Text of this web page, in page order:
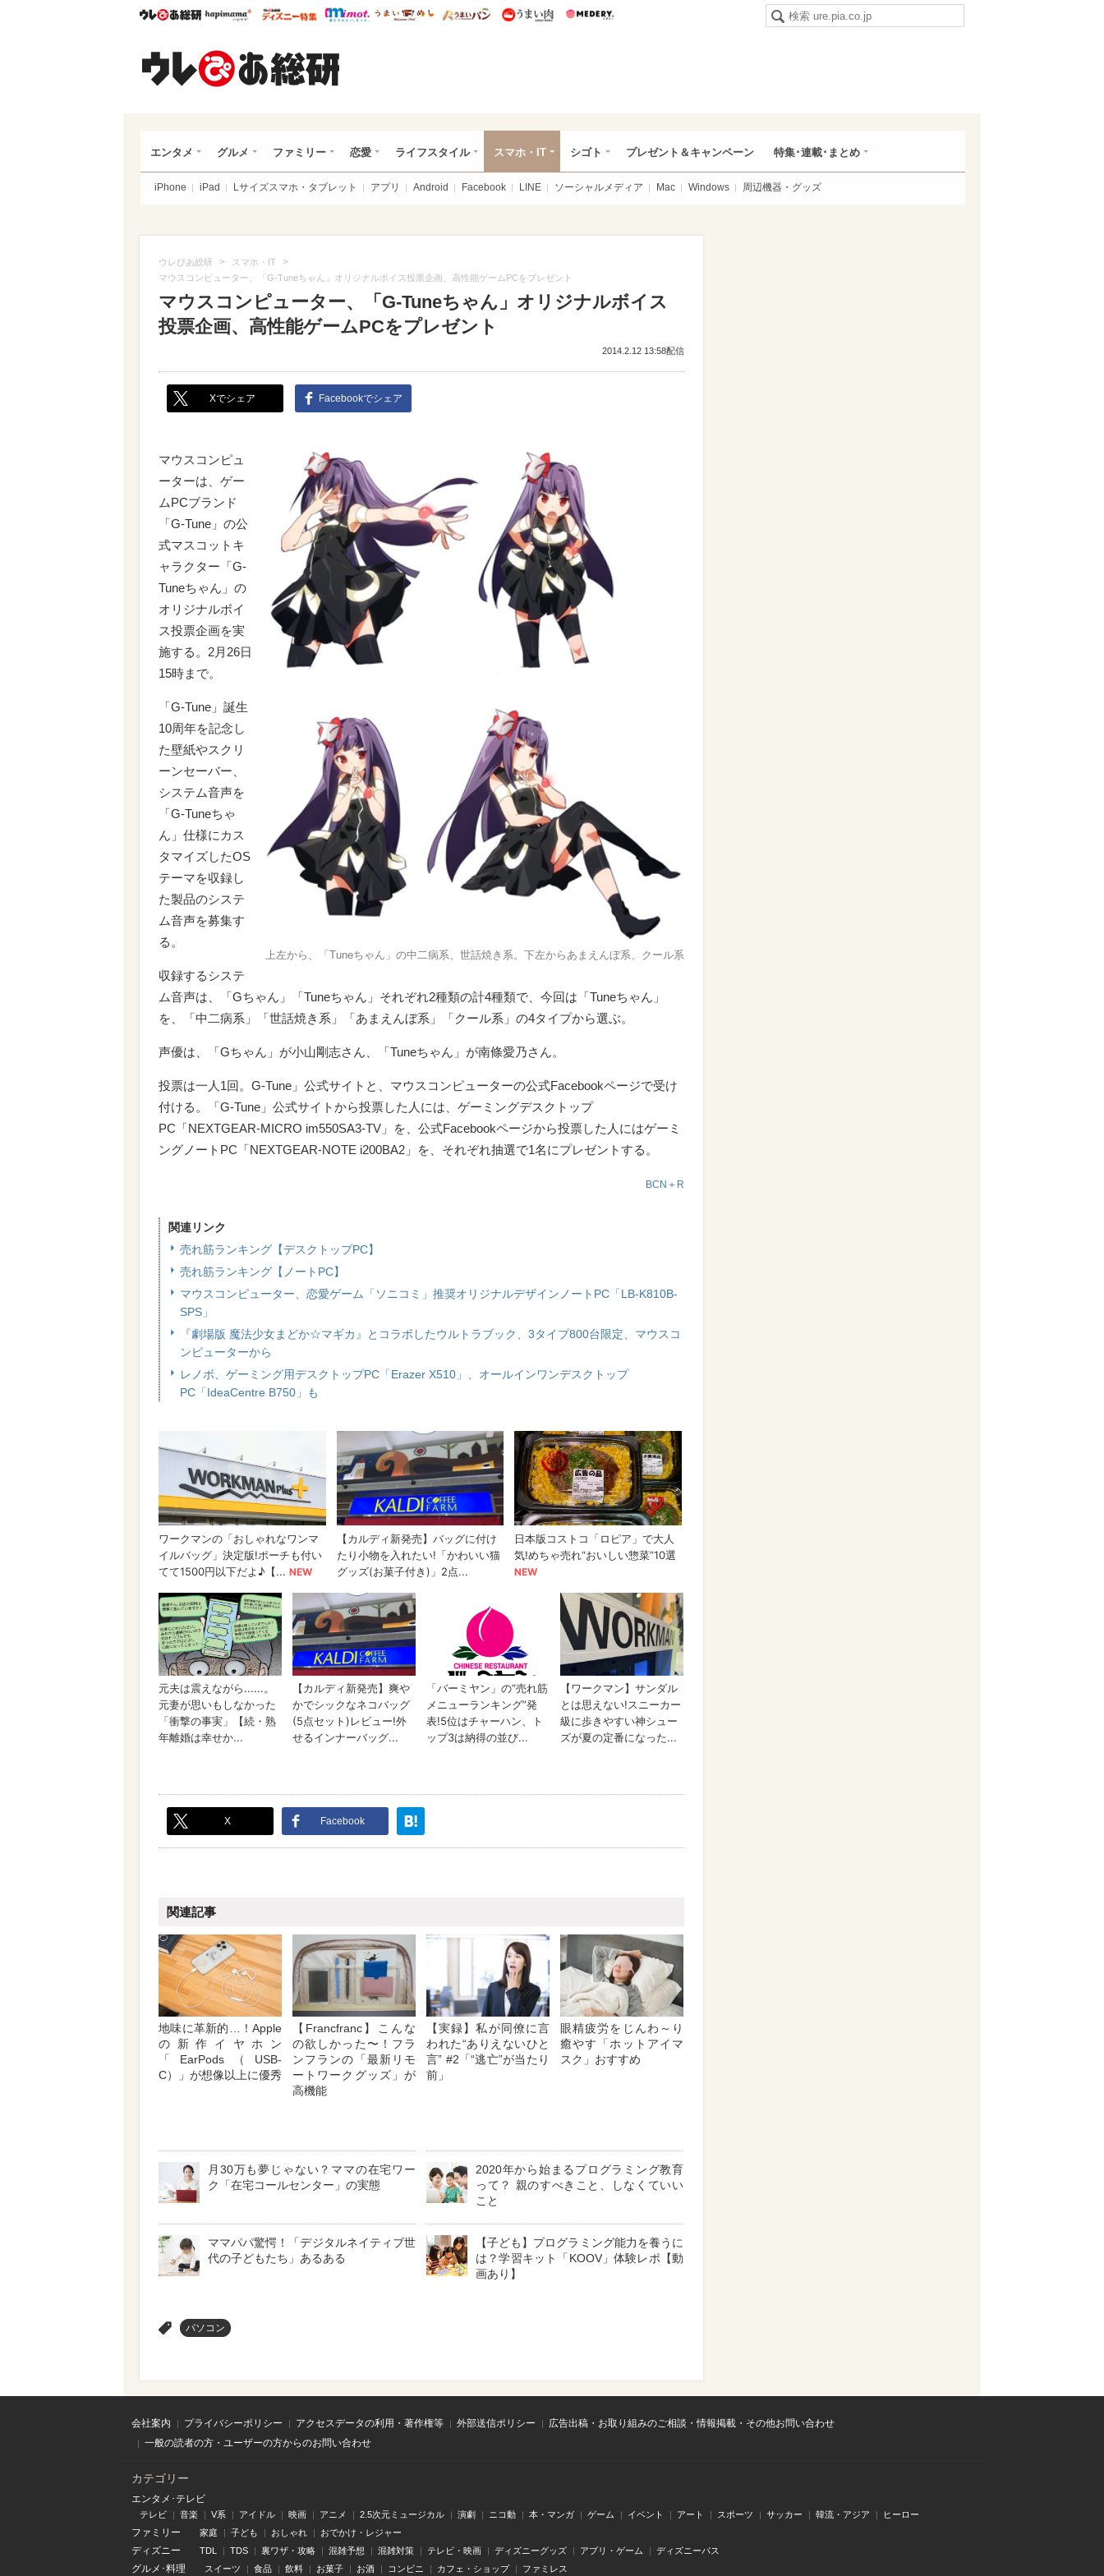
ウレぴあ総研ハピママ* ウレぴあ総研 ディズニー特集
mimot. うまいめし うまいパン うまい肉
エンタメ グルメ ファミリー 恋愛 ライフスタイル スマホ・IT シゴト プレゼント＆キャンペーン 特集･連載･まとめ
iPhone iPad Lサイズスマホ・タブレット アプリ Android Facebook LINE ソーシャルメディア Mac Windows 周辺機器・グッズ
ウレぴあ総研 > スマホ・IT >
マウスコンピューター、「G-Tuneちゃん」オリジナルボイス投票企画、高性能ゲームPCをプレゼント
マウスコンピューター、「G-Tuneちゃん」オリジナルボイス
投票企画、高性能ゲームPCをプレゼント
2014.2.12 13:58配信
Xでシェア Facebookでシェア
上左から、「Tuneちゃん」の中二病系、世話焼き系。下左からあまえんぼ系、クール系
マウスコンピュ
ーターは、ゲー
ムPCブランド
「G-Tune」の公
式マスコットキ
ャラクター「G-
Tuneちゃん」の
オリジナルボイ
ス投票企画を実
施する。2月26日
15時まで。
「G-Tune」誕生
10周年を記念し
た壁紙やスクリ
ーンセーバー、
システム音声を
「G-Tuneちゃ
ん」仕様にカス
タマイズしたOS
テーマを収録し
た製品のシステ
ム音声を募集す
る。
収録するシステ
ム音声は、「Gちゃん」「Tuneちゃん」それぞれ2種類の計4種類で、今回は「Tuneちゃん」
を、「中二病系」「世話焼き系」「あまえんぼ系」「クール系」の4タイプから選ぶ。
声優は、「Gちゃん」が小山剛志さん、「Tuneちゃん」が南條愛乃さん。
投票は一人1回。G-Tune」公式サイトと、マウスコンピューターの公式Facebookページで受け
付ける。「G-Tune」公式サイトから投票した人には、ゲーミングデスクトップ
PC「NEXTGEAR-MICRO im550SA3-TV」を、公式Facebookページから投票した人にはゲーミ
ングノートPC「NEXTGEAR-NOTE i200BA2」を、それぞれ抽選で1名にプレゼントする。
BCN＋R
関連リンク
売れ筋ランキング【デスクトップPC】
売れ筋ランキング【ノートPC】
マウスコンピューター、恋愛ゲーム「ソニコミ」推奨オリジナルデザインノートPC「LB-K810B-
SPS」
『劇場版 魔法少女まどか☆マギカ』とコラボしたウルトラブック、3タイプ800台限定、マウスコ
ンピューターから
レノボ、ゲーミング用デスクトップPC「Erazer X510」、オールインワンデスクトップ
PC「IdeaCentre B750」も
X Facebook
関連記事
地味に革新的…！Apple
の新作イヤホン
「EarPods（USB-
C）」が想像以上に優秀
【Francfranc】こんな
の欲しかった〜！フラ
ンフランの「最新リモ
ートワークグッズ」が
高機能
【実録】私が同僚に言
われた“ありえないひと
言” #2「“逃亡”が当たり
前」
眼精疲労をじんわ～り
癒やす「ホットアイマ
スク」おすすめ
月30万も夢じゃない？ママの在宅ワー
ク「在宅コールセンター」の実態
2020年から始まるプログラミング教育
って？ 親のすべきこと、しなくていい
こと
ママパパ驚愕！「デジタルネイティブ世
代の子どもたち」あるある
【子ども】プログラミング能力を養うに
は？学習キット「KOOV」体験レポ【動
画あり】
パソコン
会社案内 プライバシーポリシー アクセスデータの利用・著作権等 外部送信ポリシー
広告出稿・お取り組みのご相談・情報掲載・その他お問い合わせ
一般の読者の方・ユーザーの方からのお問い合わせ
カテゴリー
エンタメ･テレビ
テレビ 音楽 V系 アイドル 映画 アニメ 2.5次元ミュージカル 演劇 ニコ動 本・マンガ ゲーム イベント アート スポーツ サッカー 韓流・アジア ヒーロー
ファミリー 家庭 子ども おしゃれ おでかけ・レジャー
ディズニー TDL TDS 裏ワザ・攻略 混雑予想 混雑対策 テレビ・映画 ディズニーグッズ アプリ・ゲーム ディズニーパス
グルメ･料理 スイーツ 食品 飲料 お菓子 お酒 コンビニ カフェ・ショップ ファミレス